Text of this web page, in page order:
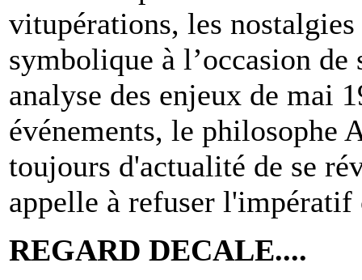
vitupérations, les
symbolique à l’occasion
analyse des enjeux de mai
événements, le philosophe
toujours d'actualité de se
appelle à refuser
REGARD DECALE....